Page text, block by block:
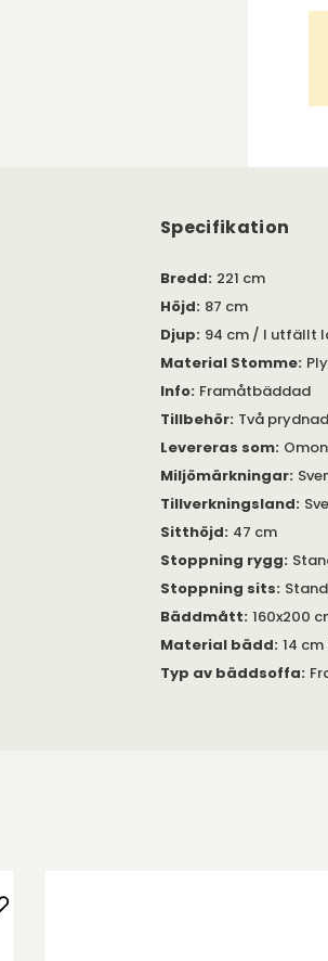
Specifikation
Bredd: 221 cm
Höjd: 87 cm
Djup: 94 cm / I utfällt
Material Stomme:
Info: Framåtbäddad
Tillbehör: Två
Levereras som:
Miljömärkningar:
Tillverkningsland:
Sitthöjd: 47 cm
Stoppning rygg:
Stoppning sits:
Bäddmått: 160x200
Material bädd: 14
Typ av bäddsoffa: